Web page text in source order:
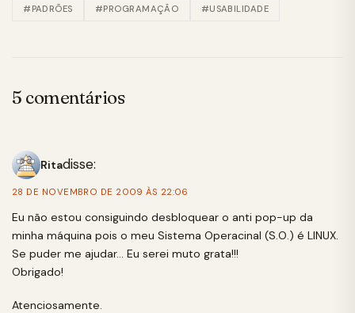
#PADRÕES #PROGRAMAÇÃO #USABILIDADE
5 comentários
Ritadisse:
28 DE NOVEMBRO DE 2009 ÀS 22:06
Eu não estou consiguindo desbloquear o anti pop-up da
minha máquina pois o meu Sistema Operacinal (S.O.) é LINUX.
Se puder me ajudar… Eu serei muto grata!!!
Obrigado!
Atenciosamente.